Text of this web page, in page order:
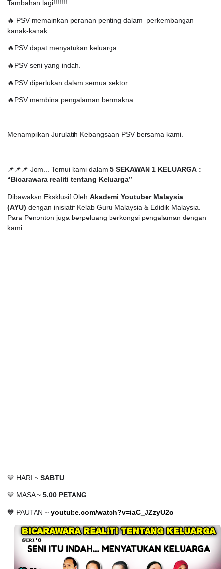
Tambahan lagi!!!!!!!
🔥 PSV memainkan peranan penting dalam perkembangan
kanak-kanak.
🔥PSV dapat menyatukan keluarga.
🔥PSV seni yang indah.
🔥PSV diperlukan dalam semua sektor.
🔥PSV membina pengalaman bermakna
Menampilkan Jurulatih Kebangsaan PSV bersama kami.
📌📌📌 Jom... Temui kami dalam 5 SEKAWAN 1 KELUARGA :
“Bicarawara realiti tentang Keluarga”
Dibawakan Eksklusif Oleh Akademi Youtuber Malaysia
(AYU) dengan inisiatif Kelab Guru Malaysia & Edidik Malaysia.
Para Penonton juga berpeluang berkongsi pengalaman dengan
kami.
💙 HARI ~ SABTU
💙 MASA ~ 5.00 PETANG
💙 PAUTAN ~ youtube.com/watch?v=iaC_JZzyU2o